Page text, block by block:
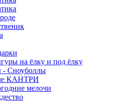
на ёлку и под ёлку
Сноуболлы
КАНТРИ
мелочи